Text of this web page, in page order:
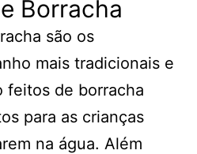
Borracha
são os
mais tradicionais e
feitos de borracha
para as crianças
na água. Além